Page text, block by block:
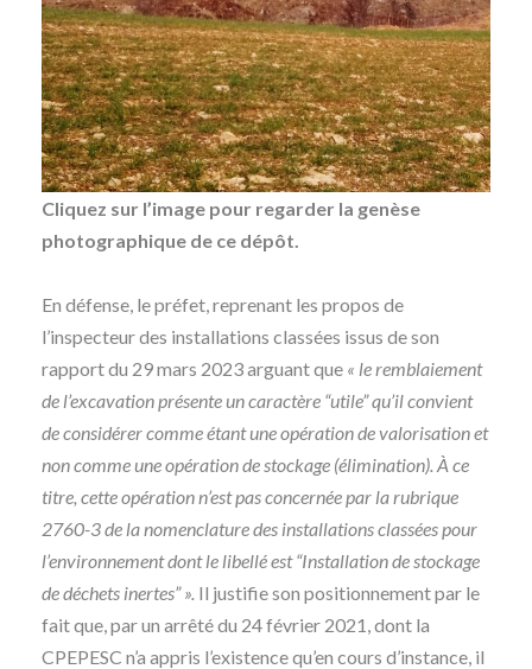
Cliquez sur l’image pour regarder la genèse
photographique de ce dépôt.
En défense, le préfet, reprenant les propos de
l’inspecteur des installations classées issus de son
rapport du 29 mars 2023 arguant que « le remblaiement
de l’excavation présente un caractère “utile” qu’il convient
de considérer comme étant une opération de valorisation et
non comme une opération de stockage (élimination). À ce
titre, cette opération n’est pas concernée par la rubrique
2760-3 de la nomenclature des installations classées pour
l’environnement dont le libellé est “Installation de stockage
de déchets inertes” ». Il justifie son positionnement par le
fait que, par un arrêté du 24 février 2021, dont la
CPEPESC n’a appris l’existence qu’en cours d’instance, il